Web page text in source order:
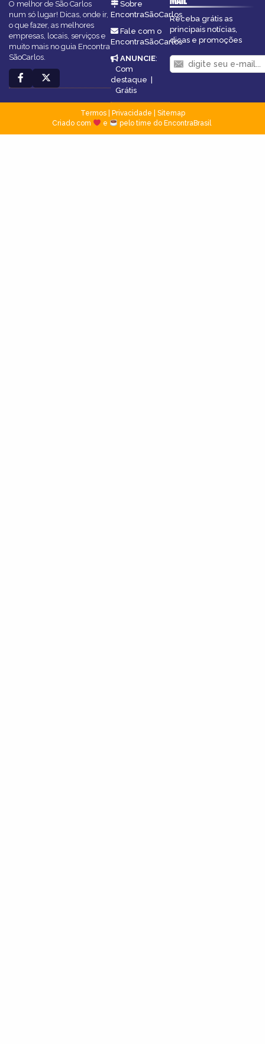
O melhor de São Carlos
num só lugar! Dicas, onde ir,
o que fazer, as melhores
empresas, locais, serviços e
muito mais no guia Encontra
SãoCarlos.
Sobre
EncontraSãoCarlos
Fale com o
EncontraSãoCarlos
ANUNCIE:
Com
destaque
Grátis
Receba grátis as
principais notícias,
dicas e promoções
Termos| Privacidade
Sitemap
Criado com
e pelo time do EncontraBrasil